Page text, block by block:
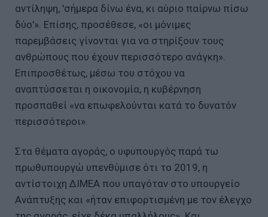
αντίληψη, 'σήμερα δίνω ένα, κι αύριο παίρνω πίσω
δύο'». Επίσης, προσέθεσε, «οι μόνιμες
παρεμβάσεις γίνονται για να στηρίξουν τους
ανθρώπους που έχουν περισσότερο ανάγκη».
Επιπροσθέτως, μέσω του στόχου να
αναπτύσσεται η οικονομία, η κυβέρνηση
προσπαθεί «να επωφελούνται κατά το δυνατόν
περισσότεροι».
Στα θέματα αγοράς, ο υφυπουργός παρά τω
πρωθυπουργώ υπενθύμισε ότι το 2019, η
αντίστοιχη ΔΙΜΕΑ που υπαγόταν στο υπουργείο
Ανάπτυξης και «ήταν επιφορτισμένη με τον έλεγχο